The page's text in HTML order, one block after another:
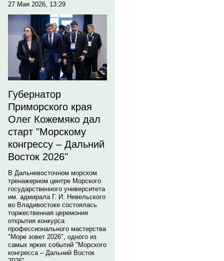
27 Мая 2026, 13:29
Губернатор
Приморского края
Олег Кожемяко дал
старт "Морскому
конгрессу – Дальний
Восток 2026"
В Дальневосточном морском
тренажерном центре Морского
государственного университета
им. адмирала Г. И. Невельского
во Владивостоке состоялась
торжественная церемония
открытия конкурса
профессионального мастерства
"Море зовет 2026", одного из
самых ярких событий "Морского
конгресса – Дальний Восток